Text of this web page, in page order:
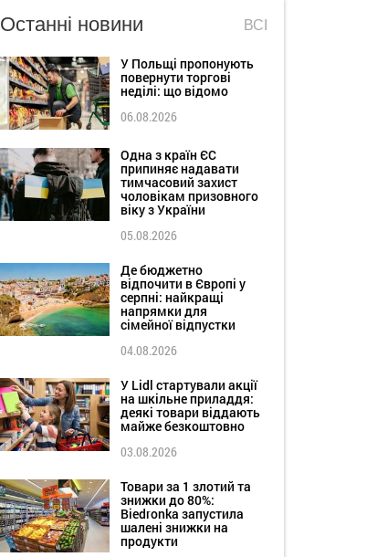
Останні новини ВСІ
У Польщі пропонують
повернути торгові
неділі: що відомо
06.08.2026
Одна з країн ЄС
припиняє надавати
тимчасовий захист
чоловікам призовного
віку з України
05.08.2026
Де бюджетно
відпочити в Європі у
серпні: найкращі
напрямки для
сімейної відпустки
04.08.2026
У Lidl стартували акції
на шкільне приладдя:
деякі товари віддають
майже безкоштовно
03.08.2026
Товари за 1 злотий та
знижки до 80%:
Biedronka запустила
шалені знижки на
продукти